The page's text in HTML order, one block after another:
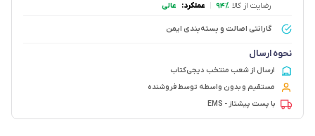
رضایت از کالا ۹۴٪ عملکرد: عالی
گارانتی اصالت و بسته‌بندی ایمن
نحوه ارسال
ارسال از شعب منتخب دیجی‌کتاب
مستقیم و بدون واسطه توسط فروشنده
با پست پیشتاز - EMS